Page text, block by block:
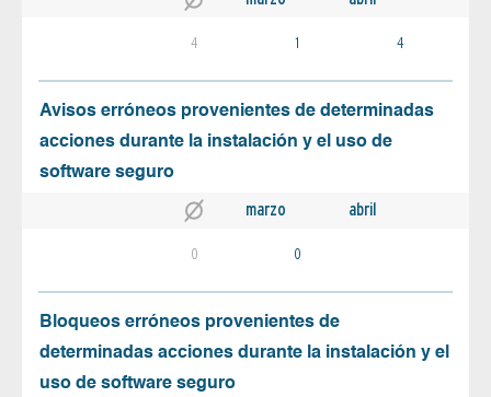
4 1 4
Avisos erróneos provenientes de determinadas
acciones durante la instalación y el uso de
software seguro
marzo abril
0 0
Bloqueos erróneos provenientes de
determinadas acciones durante la instalación y el
uso de software seguro